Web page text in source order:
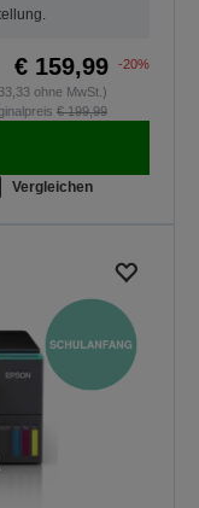
€ 159,99
-20%
ohne MwSt.)
€ 199,99
Vergleichen